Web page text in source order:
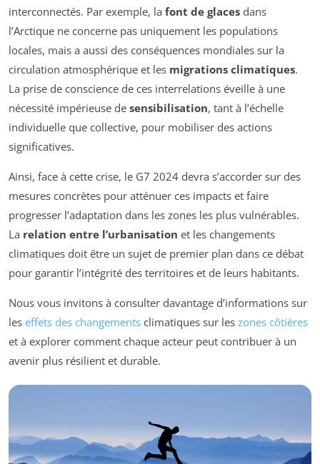
interconnectés. Par exemple, la font de glaces dans
l’Arctique ne concerne pas uniquement les populations
locales, mais a aussi des conséquences mondiales sur la
circulation atmosphérique et les migrations climatiques.
La prise de conscience de ces interrelations éveille à une
nécessité impérieuse de sensibilisation, tant à l’échelle
individuelle que collective, pour mobiliser des actions
significatives.
Ainsi, face à cette crise, le G7 2024 devra s’accorder sur des
mesures concrètes pour atténuer ces impacts et faire
progresser l’adaptation dans les zones les plus vulnérables.
La relation entre l’urbanisation et les changements
climatiques doit être un sujet de premier plan dans ce débat
pour garantir l’intégrité des territoires et de leurs habitants.
Nous vous invitons à consulter davantage d’informations sur
les effets des changements climatiques sur les zones côtières
et à explorer comment chaque acteur peut contribuer à un
avenir plus résilient et durable.